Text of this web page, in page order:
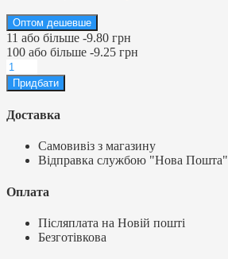
Оптом дешевше
11 або більше -9.80 грн
100 або більше -9.25 грн
Доставка
Самовивіз з магазину
Відправка службою "Нова Пошта"
Оплата
Післяплата на Новій пошті
Безготівкова